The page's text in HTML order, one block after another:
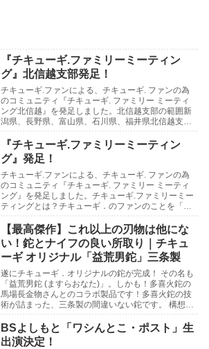
『チキューギ.ファミリーミーティン
グ』北信越支部発足！
チキューギ.ファンによる、チキューギ. ファンの為
のコミュニティ『チキューギ. ファミリー ミーティ
ング北信越』を発足しました。北信越支部の範囲新
潟県、長野県、富山県、石川県、福井県北信越支部
に...
『チキューギ.ファミリーミーティン
グ』発足！
チキューギ.ファンによる、チキューギ. ファンの為
のコミュニティ『チキューギ. ファミリー ミーティ
ング』を発足しました。チキューギ.ファミリーミー
ティングとは？チキューギ．のファンのことを「チ
【最高傑作】これ以上の刃物は他にな
い！鉈とナイフの良い所取り｜チキュ
ーギ オリジナル「益荒男鉈」三条製
遂にチキューギ．オリジナルの鉈が完成！ その名も
「益荒男鉈 (ますらおなた)」。しかも！多喜火鉈の
馬場長金物さんとのコラボ製品です！多喜火鉈の技
術が詰まった、三条製の間違いない鉈です。 構想3
覧...
BSよしもと「ワシんとこ・ポスト」生
出演決定！